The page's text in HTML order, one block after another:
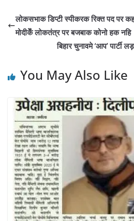
लोकसभाक डिप्टी स्पीकरक रिक्त पद पर
मोदीकेँ लोकतंत्र पर बजबाक कोनो हक नहि
बिहार चुनावमे ‘आप’
You May Also Like